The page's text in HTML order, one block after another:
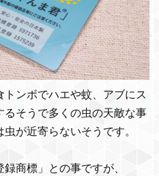
トンボでハエや蚊、アブにス
そうで多くの虫の天敵な事
が近寄らないそうです。
商標」との事ですが、